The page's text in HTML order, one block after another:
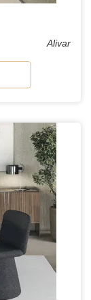
Alivar